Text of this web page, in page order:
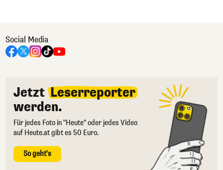
Social Media
Jetzt Leserreporter
werden.
Für jedes Foto in "Heute" oder jedes Video
auf Heute.at gibt es 50 Euro.
So geht's